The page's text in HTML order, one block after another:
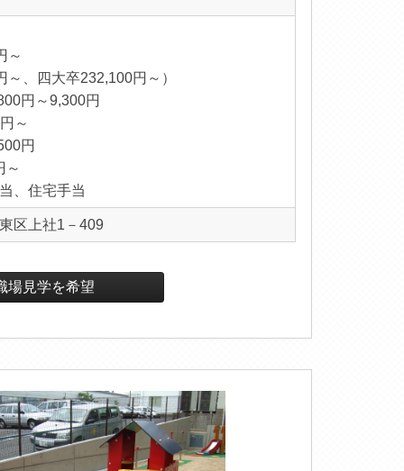
～
、四大卒232,100円～）
円～9,300円
～
円
～
、住宅手当
区上社1－409
場見学を希望